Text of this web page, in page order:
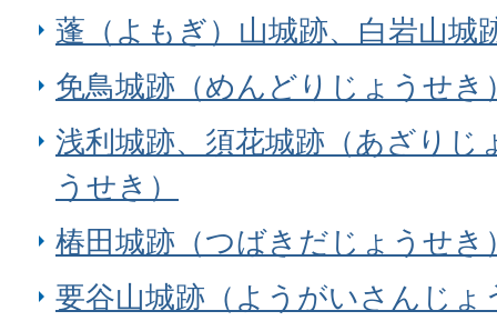
蓬（よもぎ）山城跡、白岩山城
免鳥城跡（めんどりじょうせき
浅利城跡、須花城跡（あざり
うせき）
椿田城跡（つばきだじょうせき
要谷山城跡（ようがいさんじょ